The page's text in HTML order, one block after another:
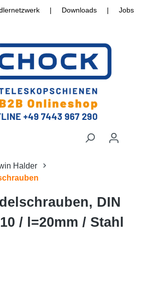
| Downloads | Jobs
Halder
DIN
/ l=20mm / Stahl